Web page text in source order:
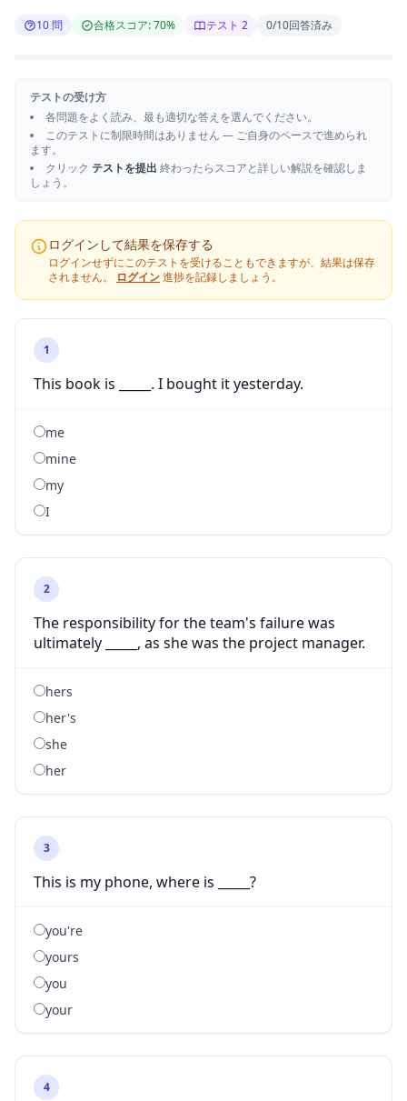
10 問 合格スコア: 70% テスト 2 0/10回答済み
テストの受け方
各問題をよく読み、最も適切な答えを選んでください。
このテストに制限時間はありません — ご自身のペースで進められ
ます。
クリック テストを提出 終わったらスコアと詳しい解説を確認しま
しょう。
ログインして結果を保存する
ログインせずにこのテストを受けることもできますが、結果は保存
されません。
ログイン進捗を記録しましょう。
1
This book is _____. I bought it yesterday.
me
mine
my
I
2
The responsibility for the team's failure was
ultimately _____, as she was the project manager.
hers
her's
she
her
3
This is my phone, where is _____?
you're
yours
you
your
4